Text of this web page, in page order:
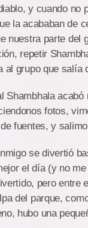
y cuando no
la acababan de
nuestra parte del
repetir
al grupo que salía
Shambhala acabó
fotos,
fuentes, y
se divertió
el día (y no
pero entre
del parque,
hubo una